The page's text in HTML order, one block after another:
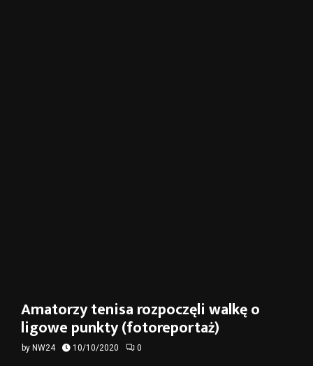
Amatorzy tenisa rozpoczęli walkę o
ligowe punkty (fotoreportaż)
by NW24 10/10/2020 0